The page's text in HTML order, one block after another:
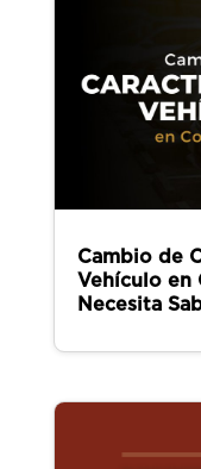
Cambio de
Vehículo en
Necesita